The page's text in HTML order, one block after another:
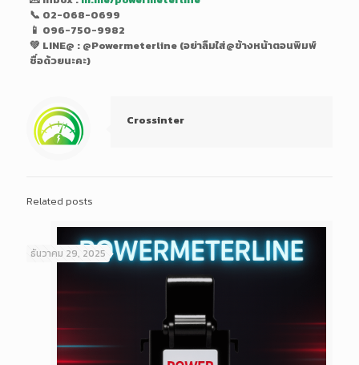
📞 02-068-0699
📱 096-750-9982
💚 LINE@ : @Powermeterline (อย่าลืมใส่@ข้างหน้าตอนพิมพ์
ชื่อด้วยนะคะ)
Crossinter
Related posts
ธันวาคม 29, 2025